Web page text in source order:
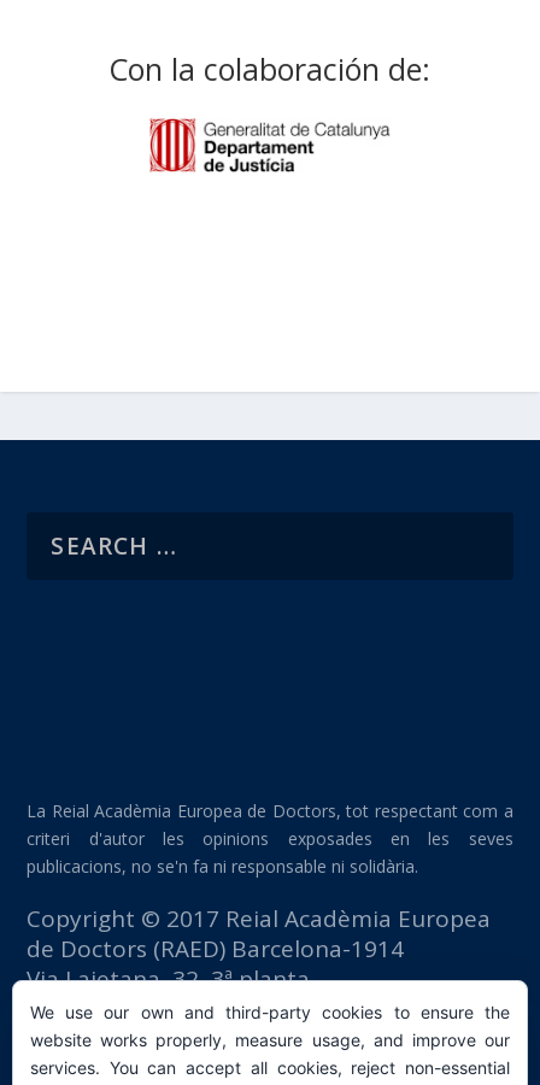
Con la colaboración de:
La Reial Acadèmia Europea de Doctors, tot respectant com a
criteri d'autor les opinions exposades en les seves
publicacions, no se'n fa ni responsable ni solidària.
Copyright © 2017 Reial Acadèmia Europea
de Doctors (RAED) Barcelona-1914
Via Laietana, 32, 3ª planta
Edifici Foment del Treball
08003 Barcelona (España)
tlf: +34 93 667 40 54
We use our own and third-party cookies to ensure the
website works properly, measure usage, and improve our
services. You can accept all cookies, reject non-essential